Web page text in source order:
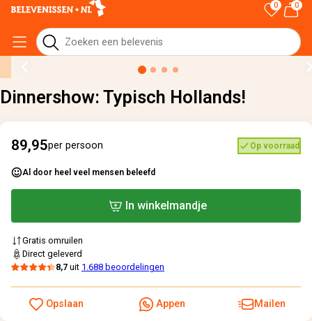
0 0
› Dinnershow: Typisch Hollands!
Dinnershow: Typisch Hollands!
89,95per persoon Op voorraad
Al door heel veel mensen beleefd
In winkelmandje
Gratis omruilen
Direct geleverd
8,7 uit 1.688 beoordelingen
Opslaan Appen Mailen